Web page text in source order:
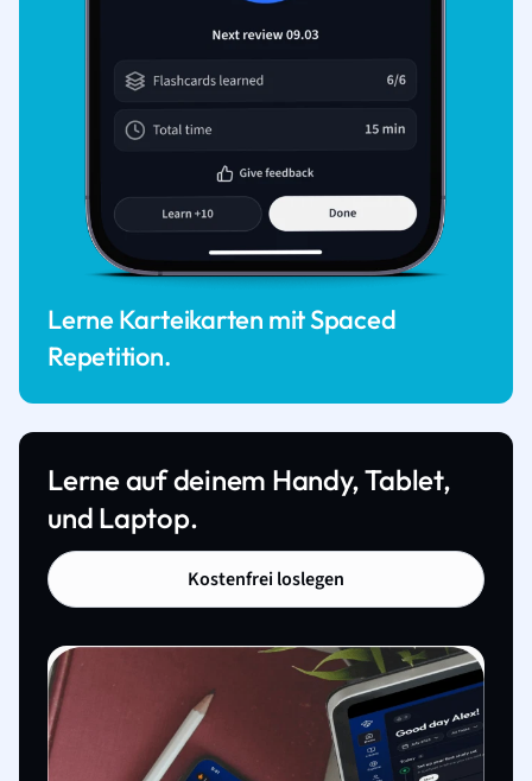
Lerne Karteikarten mit Spaced
Repetition.
Lerne auf deinem Handy, Tablet,
und Laptop.
Kostenfrei loslegen